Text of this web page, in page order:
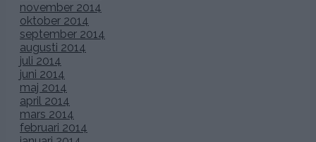
november 2014
oktober 2014
september 2014
augusti 2014
juli 2014
juni 2014
maj 2014
april 2014
mars 2014
februari 2014